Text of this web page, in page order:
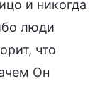
и никогда
люди
что
Он